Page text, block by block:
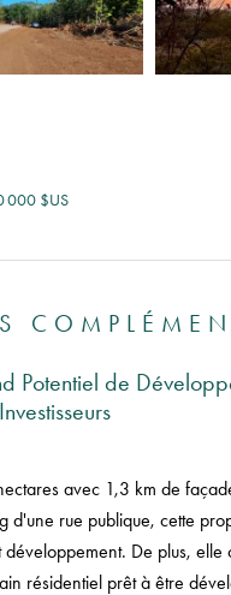
000 $US
Potentiel de
Investisseurs
avec 1,3 km de
rue publique, cette
De plus,
résidentiel prêt à être